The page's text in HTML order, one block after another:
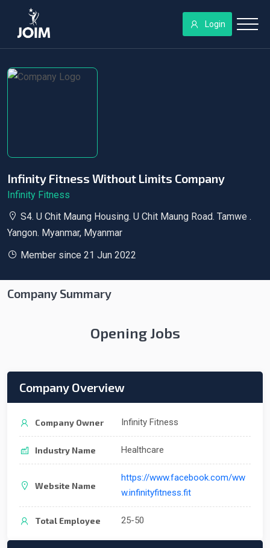
Login
Infinity Fitness Without Limits Company
Infinity Fitness
S4. U Chit Maung Housing. U Chit Maung Road. Tamwe .
Yangon. Myanmar, Myanmar
Member since 21 Jun 2022
Company Summary
Opening Jobs
Company Overview
Company Owner Infinity Fitness
Industry Name Healthcare
Website Name
https://www.facebook.com/ww
w.infinityfitness.fit
Total Employee 25-50